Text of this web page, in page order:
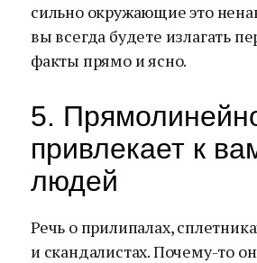
сильно окружающие это
вы всегда будете излагать
факты прямо и ясно.
5.
привлекает к
людей
Речь о прилипалах,
и скандалистах. Почему-то